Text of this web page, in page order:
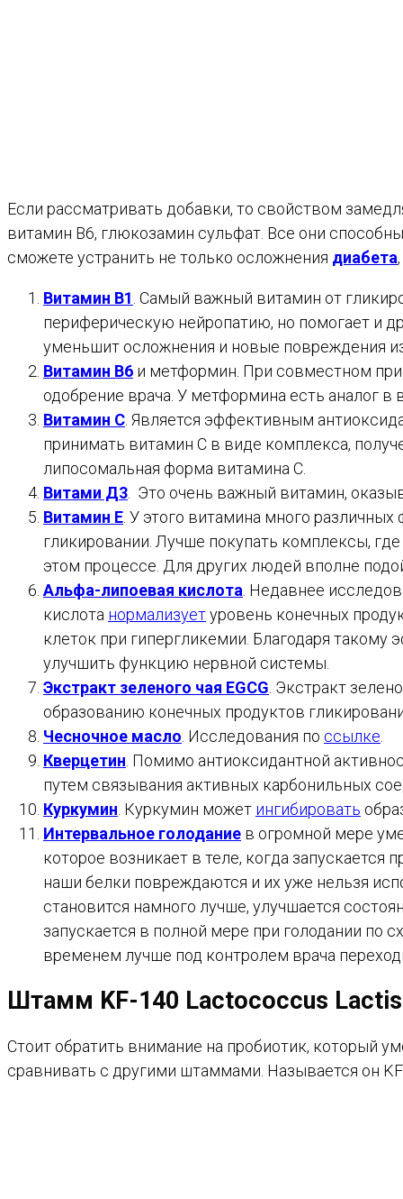
Если рассматривать добавки, то свойством
витамин В6, глюкозамин сульфат. Все они
сможете устранить не только осложнения диабета
Витамин В1 . Самый важный витамин от
периферическую нейропатию, но помогает и
уменьшит осложнения и новые повреждения
Витамин B6 и метформин. При совместном
одобрение врача. У метформина есть аналог в
Витамин С . Является эффективным
принимать витамин С в виде комплекса,
липосомальная форма витамина С.
Витами Д3 . Это очень важный витамин,
Витамин Е . У этого витамина много
гликировании. Лучше покупать комплексы,
этом процессе. Для других людей вполне
Альфа-липоевая кислота . Недавнее
кислота нормализуетуровень конечных
клеток при гипергликемии. Благодаря
улучшить функцию нервной системы.
Экстракт зеленого чая EGCG . Экстракт
образованию конечных продуктов
Чесночное масло . Исследования по ссылке
Кверцетин . Помимо антиоксидантной
путем связывания активных карбонильных
Куркумин . Куркумин может ингибировать
Интервальное голодание в огромной мере
которое возникает в теле, когда
наши белки повреждаются и их уже нельзя
становится намного лучше, улучшается
запускается в полной мере при голодании по
временем лучше под контролем врача
Штамм KF-140 Lactococcus Lactis
Стоит обратить внимание на пробиотик, который
сравнивать с другими штаммами. Называется он